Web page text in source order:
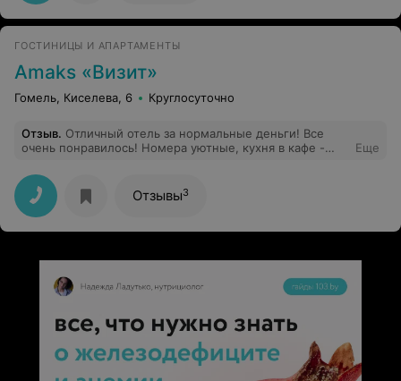
ГОСТИНИЦЫ И АПАРТАМЕНТЫ
Аmaks «Визит»
Гомель, Киселева, 6 Круглосуточно
Отзыв. Отличный отель за нормальные деньги! Все
очень понравилось! Номера уютные, кухня в кафе -
Еще
Отзывы3